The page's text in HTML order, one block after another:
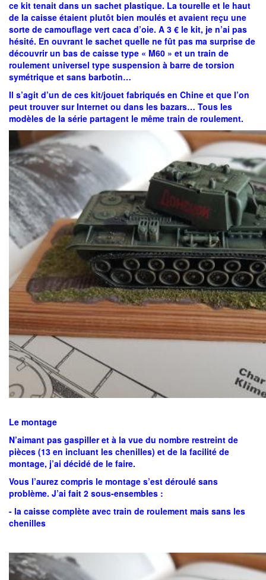
ce kit tenait dans un sachet plastique. La tourelle et le haut
de la caisse étaient plutôt bien moulés et avaient reçu une
sorte de camouflage vert caca d’oie. A 3 € le kit, je n’ai pas
hésité. En ouvrant le sachet quelle ne fût pas ma surprise de
découvrir un bas de caisse type « M60 » et un train de
roulement universel type suspension à barre de torsion
symétrique et sans barbotin…
Il s’agit d’un de ces kit/jouet fabriqués en Chine et que l’on
peut trouver sur Internet ou dans les bazars… Tous les
modèles de la série partagent le même train de roulement.
Le montage
N’aimant pas gaspiller et à la vue du nombre restreint de
pièces (13 en incluant les chenilles) et de la facilité de
montage, j’ai décidé de le faire.
Vous l’aurez compris le montage s’est déroulé sans
problème. J’ai fait 2 sous-ensembles :
- la caisse complète avec train de roulement mais sans les
chenilles